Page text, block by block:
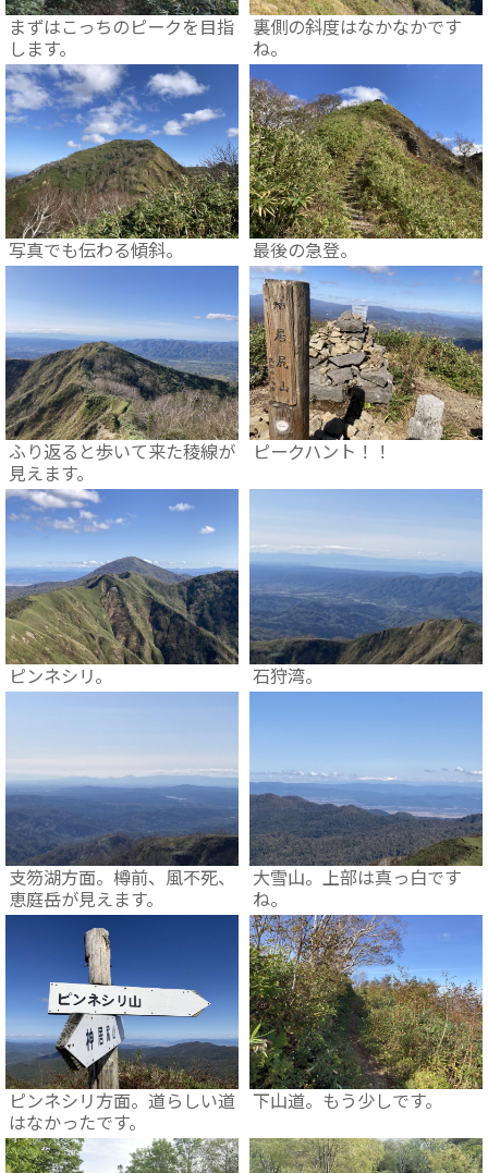
まずはこっちのピークを目指
します。
裏側の斜度はなかなかです
ね。
写真でも伝わる傾斜。 最後の急登。
ふり返ると歩いて来た稜線が
見えます。
ピークハント！！
ピンネシリ。 石狩湾。
支笏湖方面。樽前、風不死、
恵庭岳が見えます。
大雪山。上部は真っ白です
ね。
ピンネシリ方面。道らしい道
はなかったです。
下山道。もう少しです。